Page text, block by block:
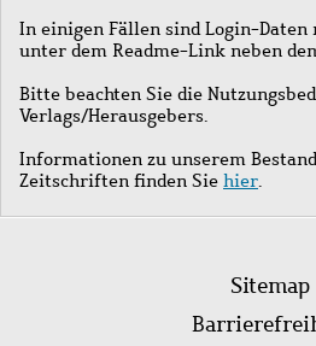
In einigen Fällen sind Login-Daten
unter dem Readme-Link neben
Bitte beachten Sie die
Verlags/Herausgebers.
Informationen zu unserem
Zeitschriften finden Sie hier.
Sitemap